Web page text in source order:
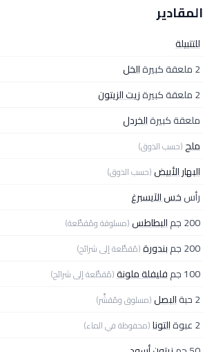
المقادير
للتتبيلة
2 ملعقة كبيرة
الخل
2 ملعقة كبيرة
زيت الزيتون
ملعقة كبيرةالخردل
ملح(حسب الذوق)
البهار الأبيض(حسب الذوق)
رأسخس الآيسبرغ
200 جم
البطاطس(مسلوقة ومُقطَّعة)
200 جم بندورة(مُقطَّعة إلى شرائح)
100 جم فليفلة ملونة(مُقطَّعة إلى شرائح)
2 حبة البصل(مسلوق ومُقشَّر)
2 عبوة التونا(محفوظة في الماء)